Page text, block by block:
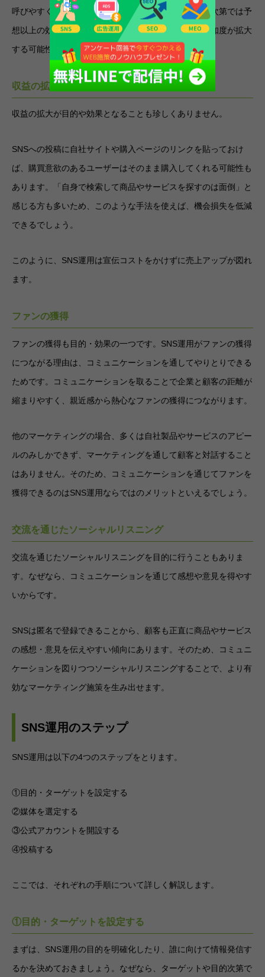
呼びやすく、広まりやすい傾向にあります。投稿内容次第では予
想以上の効果を見込めることもあり、一気に自社の認知度が拡大
する可能性もあります。
収益の拡大
収益の拡大が目的や効果となることも珍しくありません。
SNSへの投稿に自社サイトや購入ページのリンクを貼っておけ
ば、購買意欲のあるユーザーはそのまま購入してくれる可能性も
あります。「自身で検索して商品やサービスを探すのは面倒」と
感じる方も多いため、このような手法を使えば、機会損失を低減
できるでしょう。
このように、SNS運用は宣伝コストをかけずに売上アップが図れ
ます。
ファンの獲得
ファンの獲得も目的・効果の一つです。SNS運用がファンの獲得
につながる理由は、コミュニケーションを通してやりとりできる
ためです。コミュニケーションを取ることで企業と顧客の距離が
縮まりやすく、親近感から熱心なファンの獲得につながります。
他のマーケティングの場合、多くは自社製品やサービスのアピー
ルのみしかできず、マーケティングを通して顧客と対話すること
はありません。そのため、コミュニケーションを通じてファンを
獲得できるのはSNS運用ならではのメリットといえるでしょう。
交流を通じたソーシャルリスニング
交流を通じたソーシャルリスニングを目的に行うこともありま
す。なぜなら、コミュニケーションを通じて感想や意見を得やす
いからです。
SNSは匿名で登録できることから、顧客も正直に商品やサービス
の感想・意見を伝えやすい傾向にあります。そのため、コミュニ
ケーションを図りつつソーシャルリスニングすることで、より有
効なマーケティング施策を生み出せます。
SNS運用のステップ
SNS運用は以下の4つのステップをとります。
①目的・ターゲットを設定する
②媒体を選定する
③公式アカウントを開設する
④投稿する
ここでは、それぞれの手順について詳しく解説します。
①目的・ターゲットを設定する
まずは、SNS運用の目的を明確化したり、誰に向けて情報発信す
るかを決めておきましょう。なぜなら、ターゲットや目的次第で